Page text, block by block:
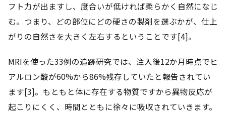
フト力が出ますし、度合いが低ければ柔らかく自然になじ
む。つまり、どの部位にどの硬さの製剤を選ぶかが、仕上
がりの自然さを大きく左右するということです[4]。
MRIを使った33例の追跡研究では、注入後12か月時点でヒ
アルロン酸が60%から86%残存していたと報告されてい
ます[3]。もともと体に存在する物質ですから異物反応が
起こりにくく、時間とともに徐々に吸収されていきます。